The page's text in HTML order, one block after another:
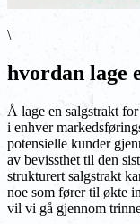
\
hvordan lage
Å lage en salgstrakt
i enhver
potensielle kunder
av bevissthet til den
strukturert salgstrakt
noe som fører til økte
vil vi gå gjennom